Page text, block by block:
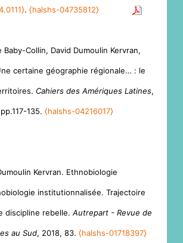
. ⟨halshs-04735812⟩
Baby-Collin, David Dumoulin Kervran,
certaine géographie régionale… : le
Cahiers des Amériques Latines,
135. ⟨halshs-04216017⟩
Kervran. Ethnobiologie
institutionnalisée. Trajectoire
discipline rebelle. Autrepart - Revue de
au Sud, 2018, 83. ⟨halshs-01718397⟩